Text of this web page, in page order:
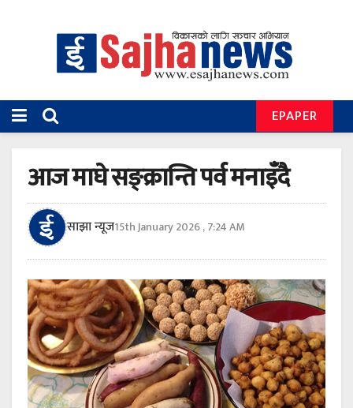
EPAPER
आज माघे सङ्क्रान्ति पर्व मनाइँदै
साझा न्यूज15th January 2026 , 7:24 AM